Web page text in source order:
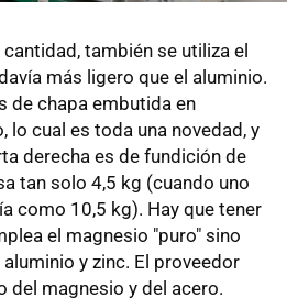
también se utiliza el
más ligero que el aluminio.
de chapa embutida en
lo cual es toda una novedad, y
derecha es de fundición de
tan solo 4,5 kg (cuando uno
como 10,5 kg). Hay que tener
el magnesio "puro" sino
y zinc. El proveedor
del magnesio y del acero.